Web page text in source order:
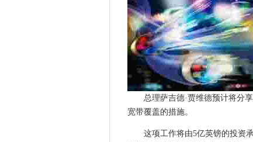
如何在Mac的Finder中安装
别担心曲线才刚刚呢 - 让您
数字地雷通过开设云房子
Wi-Fi 6e即将到来苹果企业
关于三星的Android安全更
Microsoft发布了一些“可选
北欧支付协作将简化跨境付
苹果在11月12日套装大苏尔
诺基亚，NTT DOCOMO和
总理萨吉德·贾维德预计将分
宽带覆盖的措施。
这项工作将由5亿英镑的投资